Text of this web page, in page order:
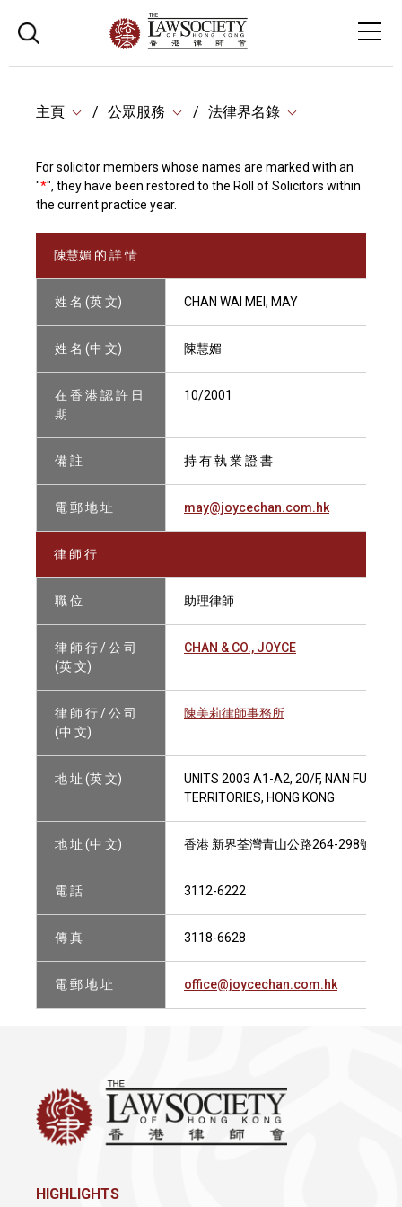
主頁 公眾服務 法律界名錄
For solicitor members whose names are marked with an
"*", they have been restored to the Roll of Solicitors within
the current practice year.
陳慧媚 的 詳 情
姓 名 (英 文) CHAN WAI MEI, MAY
姓 名 (中 文) 陳慧媚
在 香 港 認 許 日
期
10/2001
備 註 持 有 執 業 證 書
電 郵 地 址 may@joycechan.com.hk
律 師 行
職 位 助理律師
律 師 行 / 公 司
(英 文)
CHAN & CO., JOYCE
律 師 行 / 公 司
(中 文)
陳美莉律師事務所
地 址 (英 文)
UNITS 2003 A1-A2, 20/F, NAN FUNG
TERRITORIES, HONG KONG
地 址 (中 文) 香港 新界荃灣青山公路264-298號 南
電 話 3112-6222
傳 真 3118-6628
電 郵 地 址 office@joycechan.com.hk
HIGHLIGHTS